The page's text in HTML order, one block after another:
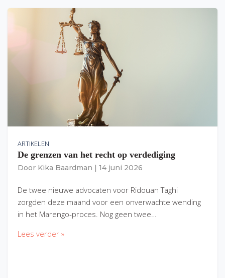
ARTIKELEN
De grenzen van het recht op verdediging
Door Kika Baardman 14 juni 2026
De twee nieuwe advocaten voor Ridouan Taghi
zorgden deze maand voor een onverwachte wending
in het Marengo-proces. Nog geen twee…
Lees verder »